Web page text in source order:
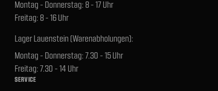
Montag - Donnerstag: 8 - 17 Uhr
Freitag: 8 - 16 Uhr
Lager Lauenstein (Warenabholungen):
Montag - Donnerstag: 7.30 - 15 Uhr
Freitag: 7.30 - 14 Uhr
SERVICE